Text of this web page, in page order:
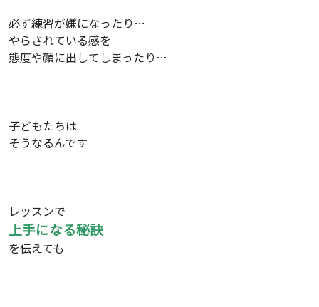
必ず練習が嫌になったり…
やらされている感を
態度や顔に出してしまったり…
子どもたちは
そうなるんです
レッスンで
上手になる秘訣
を伝えても